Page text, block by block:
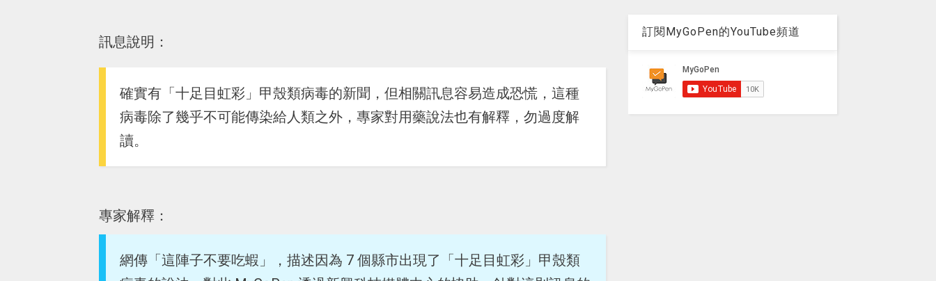
訊息說明：
確實有「十足目虹彩」甲殼類病毒的新聞，但相關訊息容易造成恐慌，這種
病毒除了幾乎不可能傳染給人類之外，專家對用藥說法也有解釋，勿過度解
讀。
專家解釋：
網傳「這陣子不要吃蝦」，描述因為 7 個縣市出現了「十足目虹彩」甲殼類
訂閱MyGoPen的YouTube頻道